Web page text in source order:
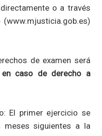
o a través
de examen será
caso de derecho a
El primer ejercicio se
siguientes a la